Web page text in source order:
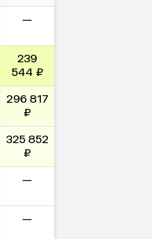
—
239
544 ₽
296 817
₽
325 852
₽
—
—